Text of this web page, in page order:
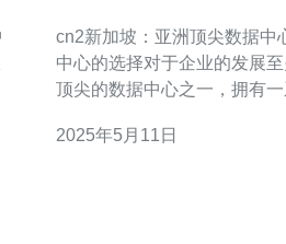
cn2新加坡：亚洲顶尖数据中心选择 在数字化
中心的选择对于企业的发展
顶尖的数据中心之一，拥有
为亚洲的金融中心和科技中
2025年5月11日